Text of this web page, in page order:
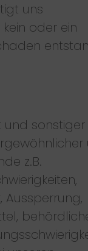
uns
oder ein
und sonstiger
z.B.
Aussperrung,